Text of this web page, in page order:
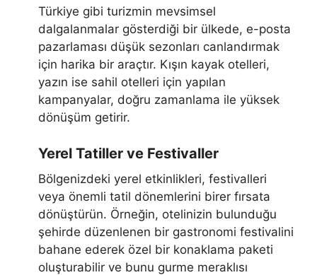
Türkiye gibi turizmin mevsimsel
dalgalanmalar gösterdiği bir ülkede, e-posta
pazarlaması düşük sezonları canlandırmak
için harika bir araçtır. Kışın kayak otelleri,
yazın ise sahil otelleri için yapılan
kampanyalar, doğru zamanlama ile yüksek
dönüşüm getirir.
Yerel Tatiller ve Festivaller
Bölgenizdeki yerel etkinlikleri, festivalleri
veya önemli tatil dönemlerini birer fırsata
dönüştürün. Örneğin, otelinizin bulunduğu
şehirde düzenlenen bir gastronomi festivalini
bahane ederek özel bir konaklama paketi
oluşturabilir ve bunu gurme meraklısı